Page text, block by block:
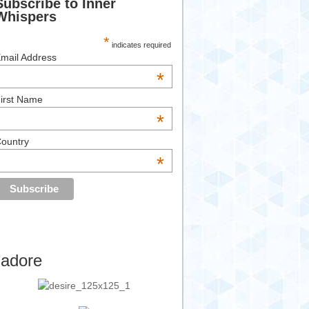
to Inner
* indicates required
Address
*
Name
*
*